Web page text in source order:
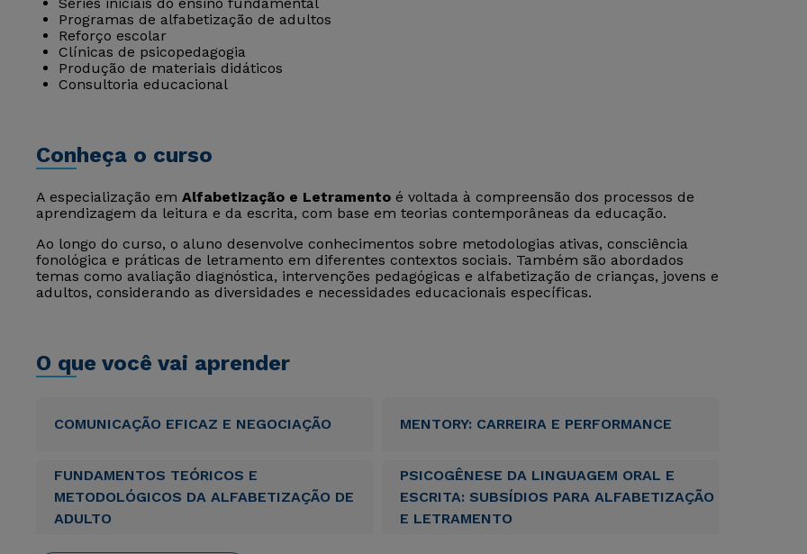
Programas de alfabetização de adultos
Reforço escolar
Clínicas de psicopedagogia
Produção de materiais didáticos
Consultoria educacional
Conheça o curso
A especialização em Alfabetização e Letramento é voltada à compreensão dos processos de
aprendizagem da leitura e da escrita, com base em teorias contemporâneas da educação.
Ao longo do curso, o aluno desenvolve conhecimentos sobre metodologias ativas, consciência
fonológica e práticas de letramento em diferentes contextos sociais. Também são abordados
temas como avaliação diagnóstica, intervenções pedagógicas e alfabetização de crianças, jovens e
adultos, considerando as diversidades e necessidades educacionais específicas.
O que você vai aprender
COMUNICAÇÃO EFICAZ E NEGOCIAÇÃO MENTORY: CARREIRA E PERFORMANCE
FUNDAMENTOS TEÓRICOS E
METODOLÓGICOS DA ALFABETIZAÇÃO DE
ADULTO
PSICOGÊNESE DA LINGUAGEM ORAL E
ESCRITA: SUBSÍDIOS PARA ALFABETIZAÇÃO
E LETRAMENTO